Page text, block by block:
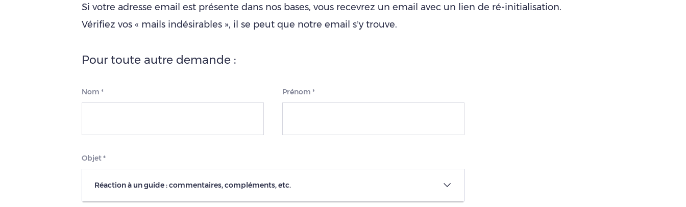
Si votre adresse email est présente dans nos bases, vous recevrez un email avec un lien de ré-initialisation.
Vérifiez vos « mails indésirables », il se peut que notre email s’y trouve.
Pour toute autre demande :
Nom * Prénom *
Objet*
Réaction à un guide : commentaires, compléments, etc.